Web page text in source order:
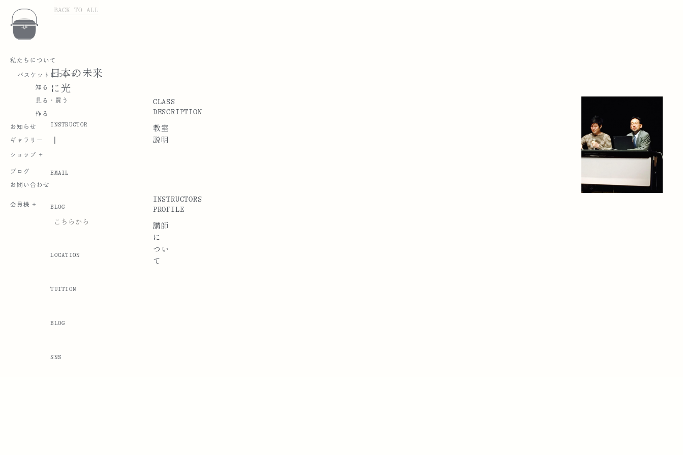
私たちについて
バスケットについて
知る
見る・買う
作る
お知らせ
ギャラリー
ショップ +
ブログ
お問い合わせ
会員様 +
BACK TO ALL
日本の未来
に光
INSTRUCTOR
|
EMAIL
BLOG
こちらから
LOCATION
TUITION
BLOG
SNS
CLASS
DESCRIPTION
教室
説明
INSTRUCTORS
PROFILE
講師
に
つい
て